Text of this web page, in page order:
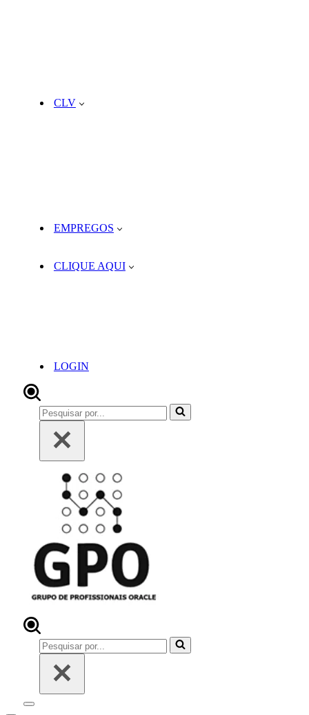
CLV
EMPREGOS
CLIQUE AQUI
LOGIN
Pesquisar
por...
Pesquisar
por...
Menu